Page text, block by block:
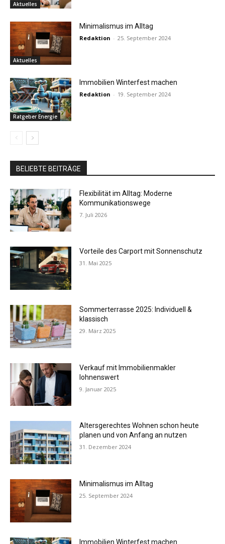
Aktuelles
Aktuelles
Minimalismus im Alltag
Redaktion - 25. September 2024
Ratgeber Energie
Immobilien Winterfest machen
Redaktion - 19. September 2024
BELIEBTE BEITRÄGE
Flexibilität im Alltag: Moderne
Kommunikationswege
7. Juli 2026
Vorteile des Carport mit Sonnenschutz
31. Mai 2025
Sommerterrasse 2025: Individuell &
klassisch
29. März 2025
Verkauf mit Immobilienmakler
lohnenswert
9. Januar 2025
Altersgerechtes Wohnen schon heute
planen und von Anfang an nutzen
31. Dezember 2024
Minimalismus im Alltag
25. September 2024
Immobilien Winterfest machen